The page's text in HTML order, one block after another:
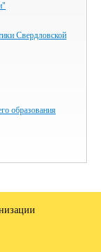
Свердловской
образования